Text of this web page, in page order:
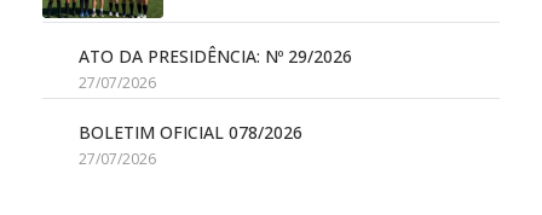
ATO DA PRESIDÊNCIA: Nº 29/2026
27/07/2026
BOLETIM OFICIAL 078/2026
27/07/2026